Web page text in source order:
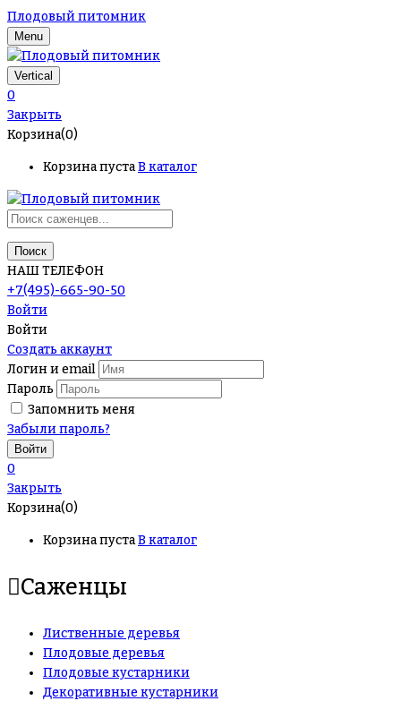
Плодовый питомник
Menu
Vertical
0
Закрыть
Корзина(0)
Корзина пустаВ каталог
Поиск
НАШ ТЕЛЕФОН
+7(495)-665-90-50
Войти
Войти
Создать аккаунт
Логин и email
Пароль
Запомнить меня
Забыли пароль?
0
Закрыть
Корзина(0)
Корзина пустаВ каталог
Саженцы
Лиственные деревья
Плодовые деревья
Плодовые кустарники
Декоративные кустарники